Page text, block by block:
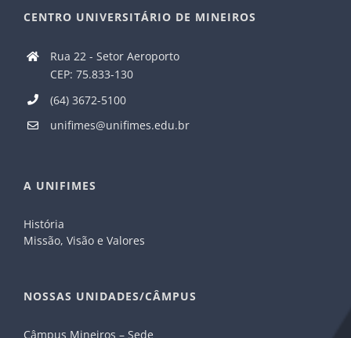
CENTRO UNIVERSITÁRIO DE MINEIROS
Rua 22 - Setor Aeroporto
CEP: 75.833-130
(64) 3672-5100
unifimes@unifimes.edu.br
A UNIFIMES
História
Missão, Visão e Valores
NOSSAS UNIDADES/CÂMPUS
Câmpus Mineiros – Sede